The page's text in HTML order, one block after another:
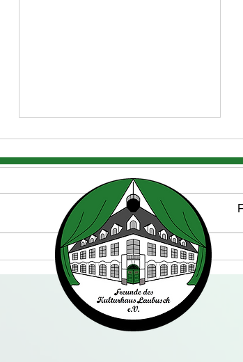
Spendenaufruf - Neue
Tischtennisplatte